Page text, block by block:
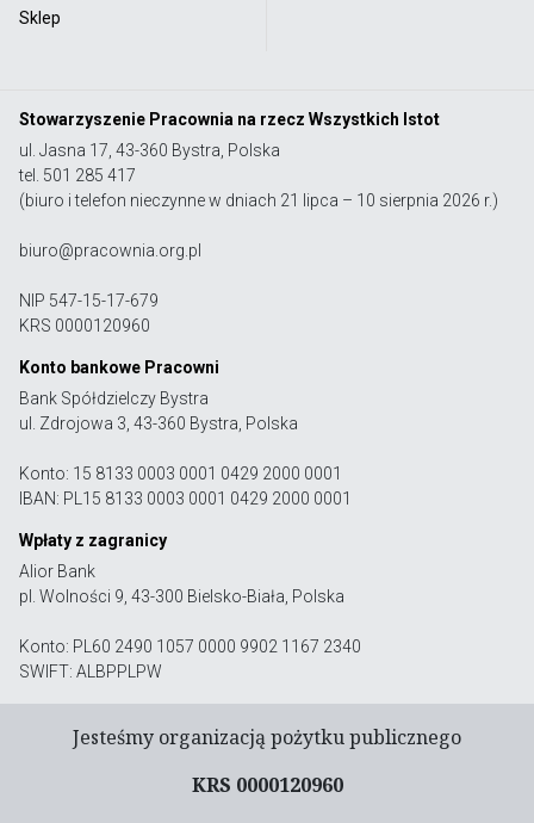
Sklep
Stowarzyszenie Pracownia na rzecz Wszystkich Istot
ul. Jasna 17, 43-360 Bystra, Polska
tel. 501 285 417
(biuro i telefon nieczynne w dniach 21 lipca – 10 sierpnia 2026 r.)
biuro@pracownia.org.pl
NIP 547-15-17-679
KRS 0000120960
Konto bankowe Pracowni
Bank Spółdzielczy Bystra
ul. Zdrojowa 3, 43-360 Bystra, Polska
Konto: 15 8133 0003 0001 0429 2000 0001
IBAN: PL15 8133 0003 0001 0429 2000 0001
Wpłaty z zagranicy
Alior Bank
pl. Wolności 9, 43-300 Bielsko-Biała, Polska
Konto: PL60 2490 1057 0000 9902 1167 2340
SWIFT: ALBPPLPW
Jesteśmy organizacją pożytku publicznego
KRS 0000120960